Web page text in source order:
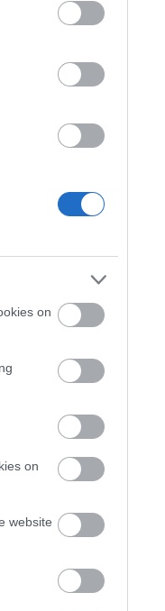
on
on
website
TOP5
Annyira menő
A 10 legjobb (elérhető
Szakács akarsz lenni?
mit gondol erről egy
Budapest rejtett
afrikai konyha
ázsiai konyha
baszk konyha
belgium
bocusedor
bocuse dor
dél amerika